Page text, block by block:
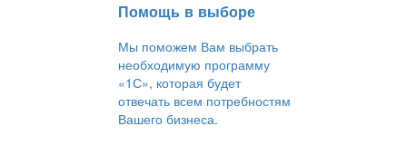
Помощь в выборе
Мы поможем Вам выбрать
необходимую программу
«1С», которая будет
отвечать всем потребностям
Вашего бизнеса.